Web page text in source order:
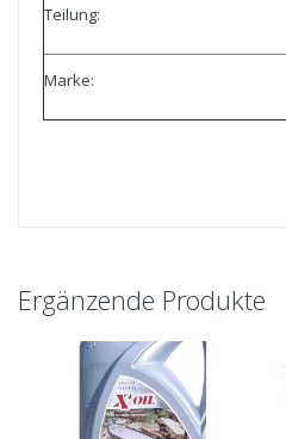
Teilung:
Marke:
Ergänzende Produkte